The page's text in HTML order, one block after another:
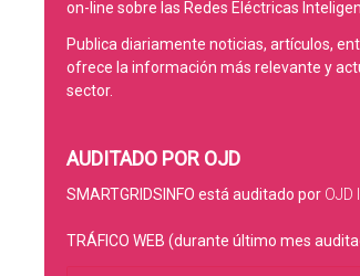
on-line sobre las Redes Eléctricas
Publica diariamente noticias, artículos,
ofrece la información más relevante y
sector.
AUDITADO POR OJD
SMARTGRIDSINFO está auditado por OJD
TRÁFICO WEB (durante último mes